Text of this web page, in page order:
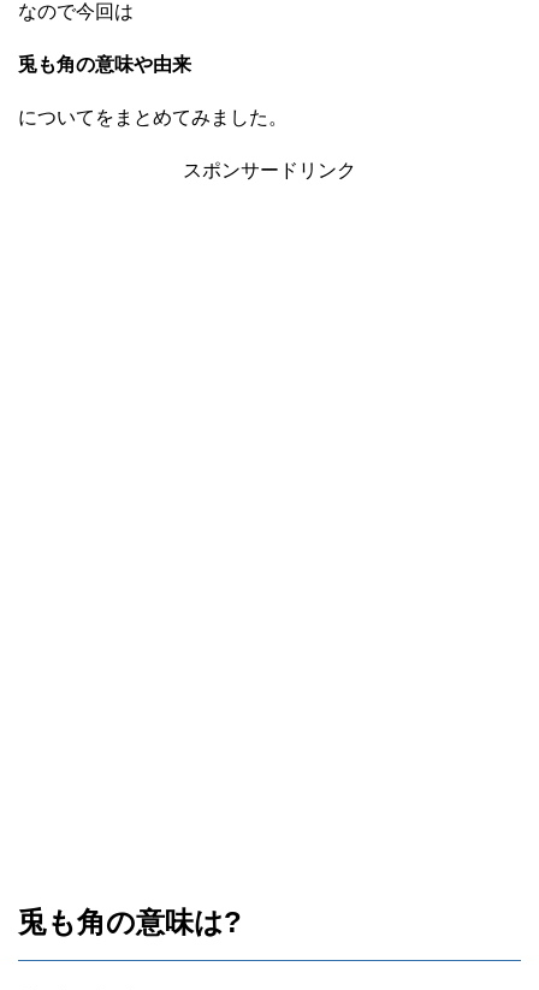
なので今回は
兎も角の意味や由来
についてをまとめてみました。
スポンサードリンク
兎も角の意味は?